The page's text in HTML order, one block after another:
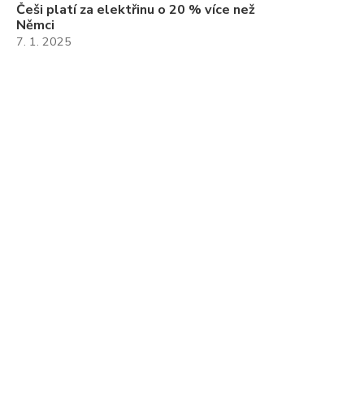
Češi platí za elektřinu o 20 % více než
Němci
7. 1. 2025